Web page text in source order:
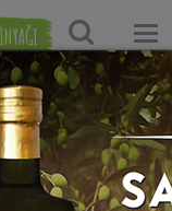
Çorba Tarifleri